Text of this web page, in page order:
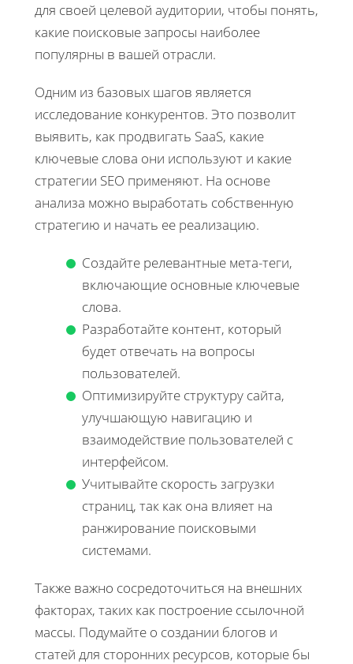
для своей целевой аудитории, чтобы понять,
какие поисковые запросы наиболее
популярны в вашей отрасли.
Одним из базовых шагов является
исследование конкурентов. Это позволит
выявить, как продвигать SaaS, какие
ключевые слова они используют и какие
стратегии SEO применяют. На основе
анализа можно выработать собственную
стратегию и начать ее реализацию.
Создайте релевантные мета-теги,
включающие основные ключевые
слова.
Разработайте контент, который
будет отвечать на вопросы
пользователей.
Оптимизируйте структуру сайта,
улучшающую навигацию и
взаимодействие пользователей с
интерфейсом.
Учитывайте скорость загрузки
страниц, так как она влияет на
ранжирование поисковыми
системами.
Также важно сосредоточиться на внешних
факторах, таких как построение ссылочной
массы. Подумайте о создании блогов и
статей для сторонних ресурсов, которые бы